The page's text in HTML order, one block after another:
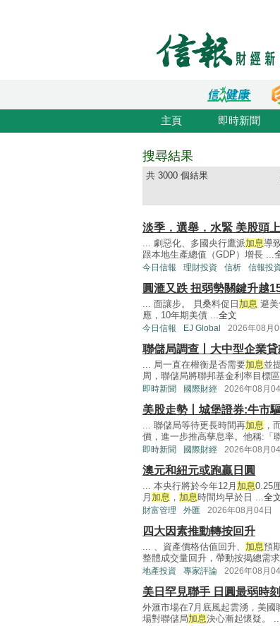
主頁 即時新聞
搜尋結果
共 3000 個結果
淡季．選舉．水緊 美股頭
... 劇惡化、多國央行鷹派加息導
跟本地生產總值（GDP）增長 ...
今日信報 理財投資 信析 信報投
圓滙又跌 扭弱勢關鍵升越
... 面讓步。 貝桑料促日 加息 避
應，10年期美債 ...全文
今日信報 EJ Global 2026年08月
聯儲局調查丨大中型企業
... 局一直在權衡是否需要加息並
周，聯儲局將聯邦基金利率目標
即時新聞 國際財經 2026年08月
美股走勢丨城堡證券:牛市
... 聯儲局等待更長時間再加息 ，
價，進一步推高孳息率。他稱:「
即時新聞 國際財經 2026年08月
澳元和紐元或跑贏日圓
... 本央行將於今年12月 加息0.25
月 加息 ， 加息時間均早於日 ...全
財富管理 外匯 2026年08月04日
四大因素推動轉按回升
... 、資產價格估值回升、 加息預
整體成交量回升，帶動按揭總需
地產投資 專家評論 2026年08月
美日罕見聯手 日圓最弱時
外滙市場在7月底風起雲湧，美
場對聯儲局加息決心漸起懷疑。